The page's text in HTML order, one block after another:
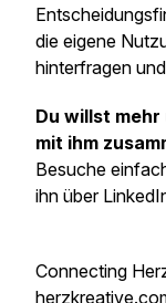
die eigene
hinterfragen
Du willst
mit ihm
Besuche
ihn über
Connecting